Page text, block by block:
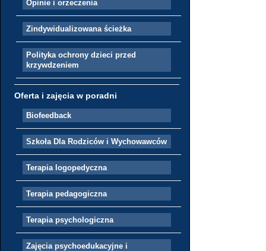
Opinie i orzeczenia
Zindywidualizowana ścieżka
Polityka ochrony dzieci przed
krzywdzeniem
Oferta i zajęcia w poradni
Biofeedback
Szkoła Dla Rodziców i Wychowawców
Terapia logopedyczna
Terapia pedagogiczna
Terapia psychologiczna
Zajęcia psychoedukacyjne i